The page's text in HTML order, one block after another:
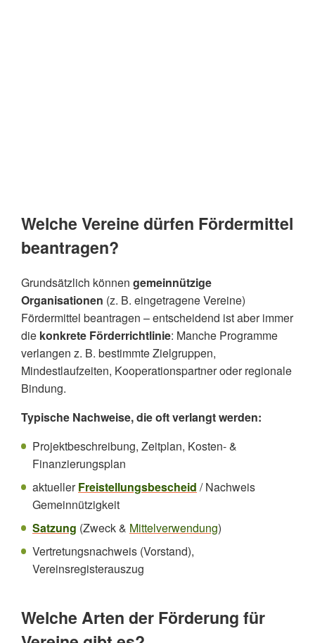
Welche Vereine dürfen Fördermittel
beantragen?
Grundsätzlich können gemeinnützige
Organisationen (z. B. eingetragene Vereine)
Fördermittel beantragen – entscheidend ist aber immer
die konkrete Förderrichtlinie: Manche Programme
verlangen z. B. bestimmte Zielgruppen,
Mindestlaufzeiten, Kooperationspartner oder regionale
Bindung.
Typische Nachweise, die oft verlangt werden:
Projektbeschreibung, Zeitplan, Kosten- &
Finanzierungsplan
aktuellerFreistellungsbescheid / Nachweis
Gemeinnützigkeit
Satzung (Zweck & Mittelverwendung)
Vertretungsnachweis (Vorstand),
Vereinsregisterauszug
Welche Arten der Förderung für